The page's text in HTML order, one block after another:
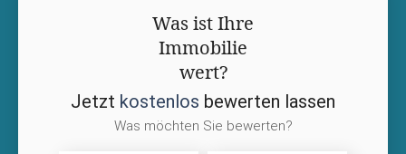
Was ist Ihre
Immobilie
wert?
Jetzt kostenlos bewerten lassen
Was möchten Sie bewerten?